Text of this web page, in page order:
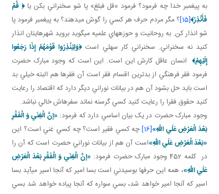
به پيغمبر خدا چه فرمود؟ فرمود «قل فبلغ» پا شو سخنراني بکن يا﴿ قُمْ
فَأَنْذِرْ﴾[15]
؟ مگر مردم حرف هر کسي را گوش مي دهند؟ به پيغمبر فرمود پا
شو انذار کن. به روحانيت و حوزه هاي علميه مي گويد برويد شهرهايتان انذار
کنيد نه سخنراني. سخنراني کار سهلي است﴿وَلِيُنْذِرُوا قَوْمَهُمْ إِذَا رَجَعُوا
إِلَيْهِمْ﴾ انسان عاقل کارش اين است. اين است که وجود مبارک حضرت
فرمود فقر فرهنگي از بدترين اقسام فقر است آن فقرها هم البته خيلي بد
است بايد حل بشود آن هم در بيانات نوراني ديگر دارد که اقتصاد را رعايت
کنيد حقوق فقرا را رعايت کنيد کسي گرسنه نماند سفره اش خالي نباشد.
وجود مبارک حضرت در يک بيان اساسي دارد که فرمود: «إنَّ الْغِنَي وَ الْفَقْرِ
بَعْدَ الْعَرْضِ عَلَي اللهِ»[16]
چه کسي فقير است؟ چه کسي غني است؟ اين
«بَعْدَ الْعَرْضِ عَلَي اللهِ»است آن هم از بيانات نوراني حضرت است که آن را
در کلمه 452 وجود مبارک حضرت فرمود:
«إنَّ الْغِنَي وَ الْفَقْرِ بَعْدَ الْعَرْضِ
عَلَي اللهِ»، همه اين حرف ها بوسيدني است بسا امير که آنجا اسير مي آيد بسا
اسير که آنجا امير خواهد شد، بسي سواره که آنجا پياده خواهد شد بسي